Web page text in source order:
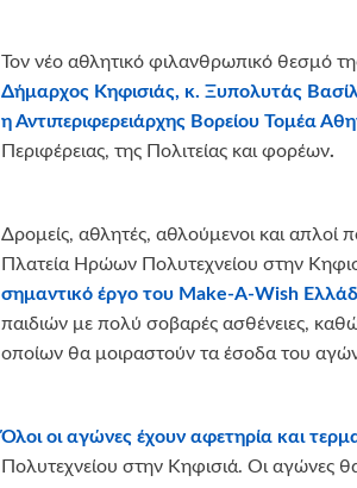
Τον νέο αθλητικό φιλανθρωπικό θεσμό
Δήμαρχος Κηφισιάς, κ. Ξυπολυτάς
η Αντιπεριφερειάρχης Βορείου Τομέα
Περιφέρειας, της Πολιτείας και φορέων.
Δρομείς, αθλητές, αθλούμενοι και απλοί
Πλατεία Ηρώων Πολυτεχνείου στην
σημαντικό έργο του Make-A-Wish
παιδιών με πολύ σοβαρές ασθένειες,
οποίων θα μοιραστούν τα έσοδα του
Όλοι οι αγώνες έχουν αφετηρία και
Πολυτεχνείου στην Κηφισιά. Οι αγώνες